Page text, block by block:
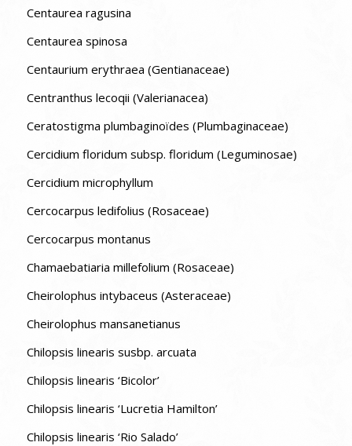
Centaurea ragusina
Centaurea spinosa
Centaurium erythraea (Gentianaceae)
Centranthus lecoqii (Valerianacea)
Ceratostigma plumbaginoïdes (Plumbaginaceae)
Cercidium floridum subsp. floridum (Leguminosae)
Cercidium microphyllum
Cercocarpus ledifolius (Rosaceae)
Cercocarpus montanus
Chamaebatiaria millefolium (Rosaceae)
Cheirolophus intybaceus (Asteraceae)
Cheirolophus mansanetianus
Chilopsis linearis susbp. arcuata
Chilopsis linearis ‘Bicolor’
Chilopsis linearis ‘Lucretia Hamilton’
Chilopsis linearis ‘Rio Salado’